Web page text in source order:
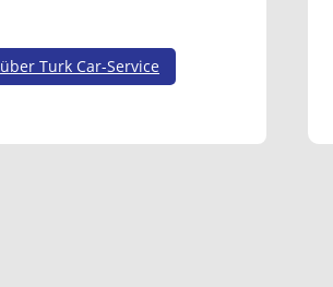
über Turk Car-Service